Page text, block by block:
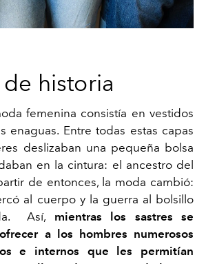
historia
femenina consistía en vestidos
enaguas. Entre todas estas capas
deslizaban una pequeña bolsa
en la cintura: el ancestro del
de entonces, la moda cambió:
al cuerpo y la guerra al bolsillo
Así, mientras los sastres se
a los hombres numerosos
e internos que les permitían